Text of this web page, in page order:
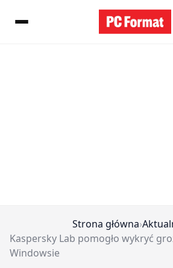
Strona główna›
Kaspersky Lab pomogło wykryć
Windowsie